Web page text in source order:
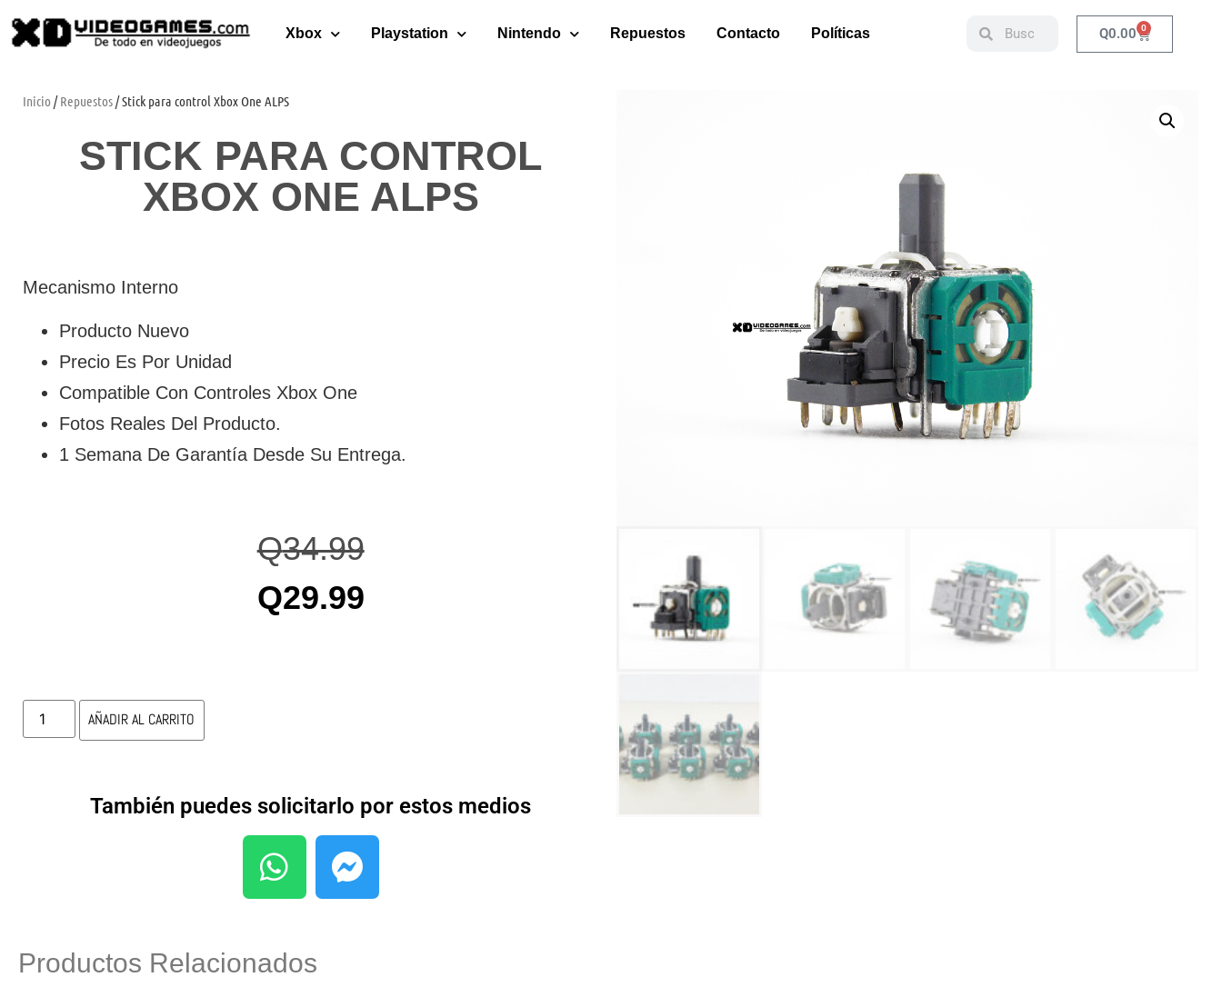
Xbox Playstation Nintendo Repuestos Contacto Políticas Q0.00 0
Inicio /Repuestos/ Stick para control Xbox One ALPS
STICK PARA CONTROL
XBOX ONE ALPS
Mecanismo Interno
Producto Nuevo
Precio Es Por Unidad
Compatible Con Controles Xbox One
Fotos Reales Del Producto.
1 Semana De Garantía Desde Su Entrega.
Q34.99
Q29.99
AÑADIR AL CARRITO
También puedes solicitarlo por estos medios
Productos Relacionados